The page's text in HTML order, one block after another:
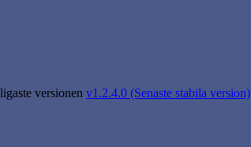
versionen v1.2.4.0 (Senaste stabila version)